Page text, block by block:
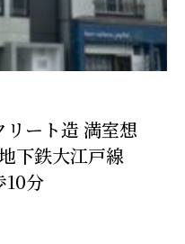
リート造 満室想
下鉄大江戸線
10分